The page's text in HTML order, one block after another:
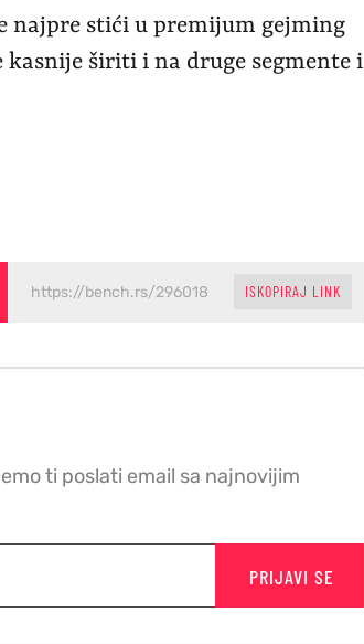
najpre stići u premijum gejming
širiti i na druge segmente i
ISKOPIRAJ LINK
ti poslati email sa najnovijim
PRIJAVI SE